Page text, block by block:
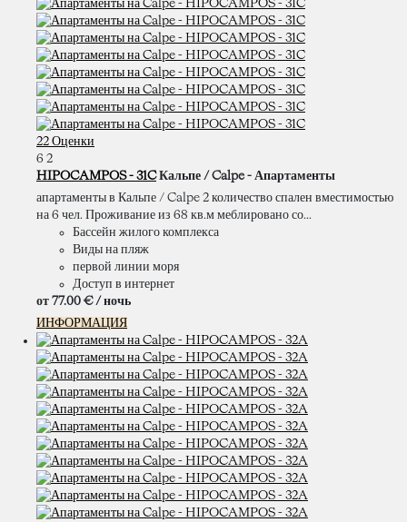
22 Оценки
6 2
HIPOCAMPOS - 31C Кальпе / Calpe - Апартаменты
апартаменты в Кальпе / Calpe 2 количество спален вместимостью
на 6 чел. Проживание из 68 кв.м меблировано со...
Бассейн жилого комплекса
Виды на пляж
первой линии моря
Доступ в интернет
от 77.00 € / ночь
ИНФОРМАЦИЯ